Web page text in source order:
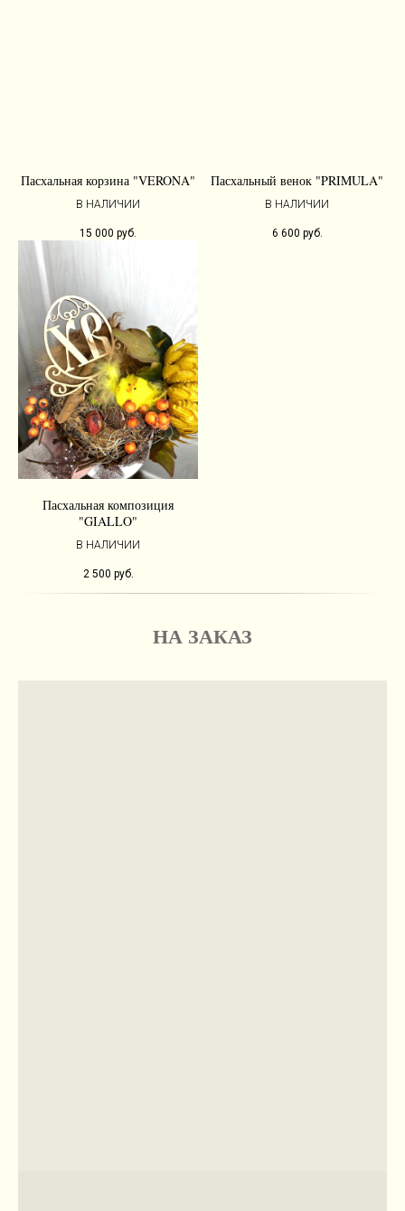
Пасхальная корзина "VERONA"
В НАЛИЧИИ
15 000 руб.
Пасхальный венок "PRIMULA"
В НАЛИЧИИ
6 600 руб.
Пасхальная композиция
"GIALLO"
В НАЛИЧИИ
2 500 руб.
НА ЗАКАЗ